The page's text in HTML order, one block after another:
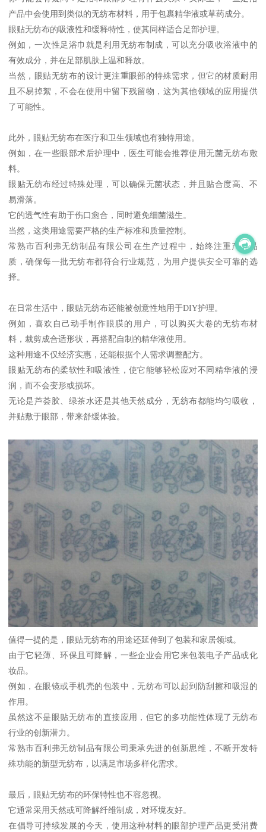
产品中会使用到类似的无纺布材料，用于包裹精华液或草药成分。
眼贴无纺布的吸液性和缓释特性，使其同样适合足部护理。
例如，一次性足浴巾就是利用无纺布制成，可以充分吸收浴液中的
有效成分，并在足部肌肤上温和释放。
当然，眼贴无纺布的设计更注重眼部的特殊需求，但它的材质耐用
且不易掉絮，不会在使用中留下残留物，这为其他领域的应用提供
了可能性。
此外，眼贴无纺布在医疗和卫生领域也有独特用途。
例如，在一些眼部术后护理中，医生可能会推荐使用无菌无纺布敷
料。
眼贴无纺布经过特殊处理，可以确保无菌状态，并且贴合度高、不
易滑落。
它的透气性有助于伤口愈合，同时避免细菌滋生。
当然，这类用途需要严格的生产标准和质量控制。
常熟市百利弗无纺制品有限公司在生产过程中，始终注重产品品
质，确保每一批无纺布都符合行业规范，为用户提供安全可靠的选
择。
在日常生活中，眼贴无纺布还能被创意性地用于DIY护理。
例如，喜欢自己动手制作眼膜的用户，可以购买大卷的无纺布材
料，裁剪成合适形状，再搭配自制的精华液使用。
这种用途不仅经济实惠，还能根据个人需求调整配方。
眼贴无纺布的柔软性和吸液性，使它能够轻松应对不同精华液的浸
润，而不会变形或损坏。
无论是芦荟胶、绿茶水还是其他天然成分，无纺布都能均匀吸收，
并贴敷于眼部，带来舒缓体验。
值得一提的是，眼贴无纺布的用途还延伸到了包装和家居领域。
由于它轻薄、环保且可降解，一些企业会用它来包装电子产品或化
妆品。
例如，在眼镜或手机壳的包装中，无纺布可以起到防刮擦和吸湿的
作用。
虽然这不是眼贴无纺布的直接应用，但它的多功能性体现了无纺布
行业的创新潜力。
常熟市百利弗无纺制品有限公司秉承先进的创新思维，不断开发特
殊功能的新型无纺布，以满足市场多样化需求。
最后，眼贴无纺布的环保特性也不容忽视。
它通常采用天然或可降解纤维制成，对环境友好。
在倡导可持续发展的今天，使用这种材料的眼部护理产品更受消费